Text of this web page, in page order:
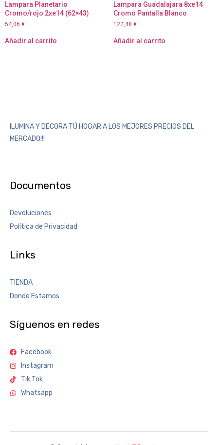
Lampara Planetario
Cromo/rojo 2xe14 (62×43)
54,06 €
Añadir al carrito
Lampara Guadalajara 8xe14
Cromo Pantalla Blanco
122,48 €
Añadir al carrito
ILUMINA Y DECORA TÚ HOGAR A LOS MEJORES PRECIOS DEL
MERCADO!!!
Documentos
Devoluciones
Política de Privacidad
Links
TIENDA
Donde Estamos
Síguenos en redes
Facebook
Instagram
Tik Tok
Whatsapp